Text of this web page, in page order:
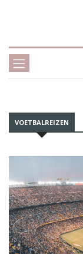
VOETBALREIZEN